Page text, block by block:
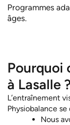
Programmes
âges.
Pourquoi
à Lasalle
L’entraînement
Physiobalance
Nous